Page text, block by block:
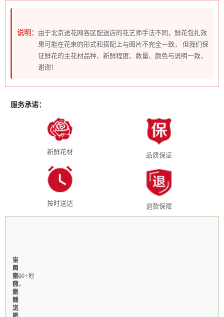
说明： 由于北京送花网各区配送店的花艺师手法不同，鲜花包扎效
果可能在花束的形式和搭配上与图片不完全一致， 但我们保
证鲜花的主花材品种、新鲜程度、数量、颜色与说明一致，
谢谢！
服务承诺：
新鲜花材 品质保证
按时送达 退款保障
全
国
3000+地
区
免
费
送
1-
3
小
时
急
速
送
当
天
制
作，
新
鲜
上
全
年
无
休，
个
性
定
支
付
宝，
微
信
线
上